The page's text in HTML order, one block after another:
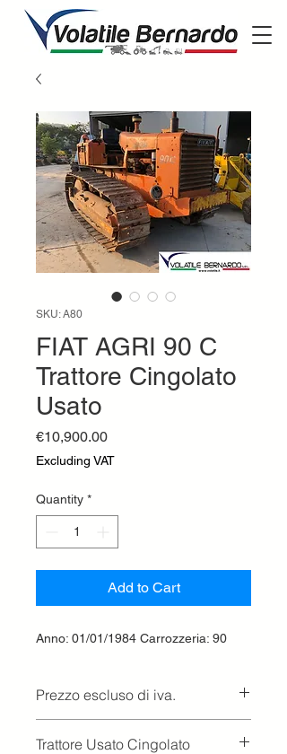
SKU: A80
FIAT AGRI 90 C
Trattore Cingolato
Usato
€10,900.00Price
Excluding VAT
Quantity *
Add to Cart
Anno: 01/01/1984 Carrozzeria: 90
Prezzo escluso di iva.
Trattore Usato Cingolato